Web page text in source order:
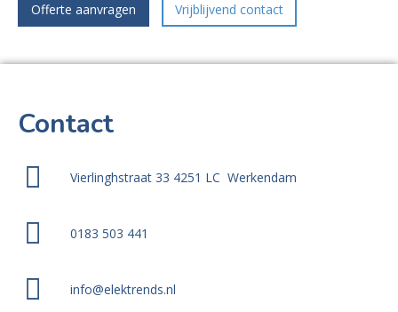
Offerte aanvragen Vrijblijvend contact
Contact
Vierlinghstraat 33 4251 LC Werkendam
0183 503 441
info@elektrends.nl